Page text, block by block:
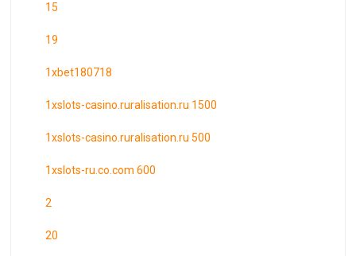
15
19
1xbet180718
1xslots-casino.ruralisation.ru 1500
1xslots-casino.ruralisation.ru 500
1xslots-ru.co.com 600
2
20